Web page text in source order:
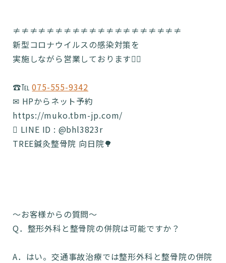
≠≠≠≠≠≠≠≠≠≠≠≠≠≠≠≠≠≠≠≠
新型コロナウイルスの感染対策を
実施しながら営業しております🙆‍♂️
☎️℡075-555-9342
✉ HPからネット予約
https://muko.tbm-jp.com/
 LINE ID : @bhl3823r
TREE鍼灸整骨院 向日院🌳
〜お客様からの質問〜
Q．整形外科と整骨院の併院は可能ですか？
A．はい。交通事故治療では整形外科と整骨院の併院